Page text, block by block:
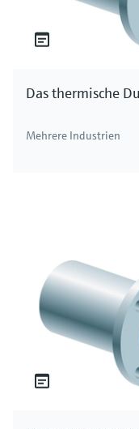
Das thermische
Mehrere Industrien